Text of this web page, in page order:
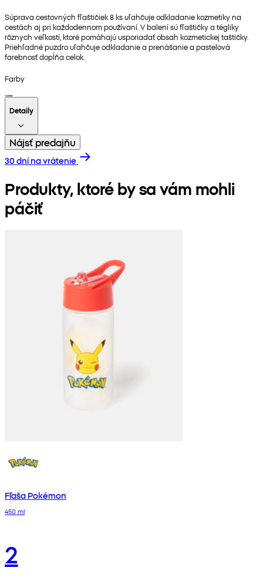
Súprava cestovných fľaštičiek 8 ks uľahčuje odkladanie kozmetiky na
cestách aj pri každodennom používaní. V balení sú fľaštičky a tégliky
rôznych veľkostí, ktoré pomáhajú usporiadať obsah kozmetickej taštičky.
Priehľadné puzdro uľahčuje odkladanie a prenášanie a pastelová
farebnosť dopĺňa celok.
Farby
Detaily
Nájsť predajňu
30 dní na vrátenie
Produkty, ktoré by sa vám mohli
páčiť
Fľaša Pokémon
450 ml
2